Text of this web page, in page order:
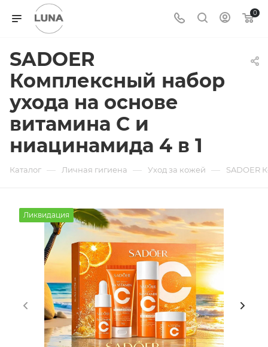
0
SADOER
Комплексный набор
ухода на основе
витамина С и
ниацинамида 4 в 1
Каталог — Личная гигиена — Уход за кожей — SADOER
Ликвидация